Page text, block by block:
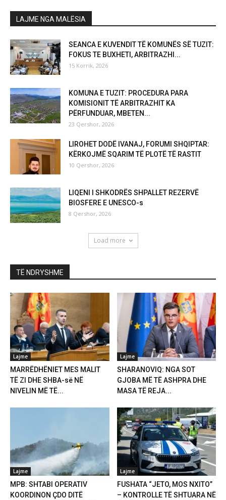
LAJME NGA MALËSIA
SEANCA E KUVENDIT TË KOMUNËS SË TUZIT:
FOKUS TE BUXHETI, ARBITRAZHI...
15 Korrik, 2026
KOMUNA E TUZIT: PROCEDURA PARA
KOMISIONIT TË ARBITRAZHIT KA
PËRFUNDUAR, MBETEN...
23 Qershor, 2026
LIROHET DODË IVANAJ, FORUMI SHQIPTAR:
KËRKOJMË SQARIM TË PLOTË TË RASTIT
10 Qershor, 2026
LIQENI I SHKODRËS SHPALLET REZERVË
BIOSFERE E UNESCO-s
8 Qershor, 2026
Load more
TË NDRYSHME
Lajme
MARRËDHËNIET MES MALIT
TË ZI DHE SHBA-së NË
NIVELIN MË TË...
Lajme
SHARANOVIQ: NGA SOT
GJOBA MË TË ASHPRA DHE
MASA TË REJA...
Lajme
MPB: SHTABI OPERATIV
KOORDINON ÇDO DITË
Lajme
FUSHATA “JETO, MOS NXITO”
– KONTROLLE TË SHTUARA NË